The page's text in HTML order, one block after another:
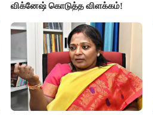
விக்னேஷ் கொடுத்த விளக்கம்!